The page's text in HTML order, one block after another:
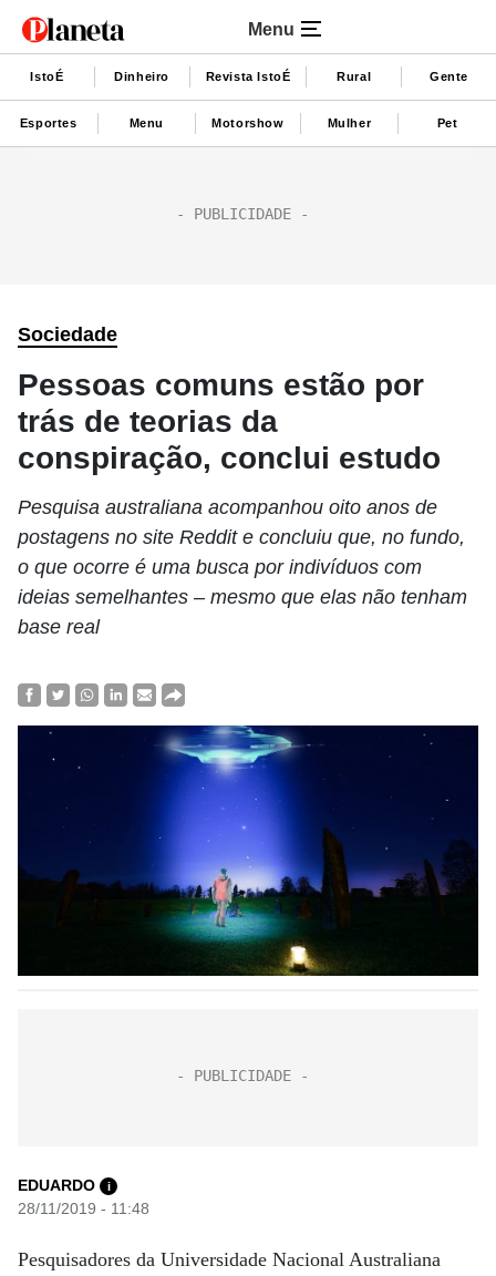
Menu
IstoÉ Dinheiro Revista IstoÉ Rural Gente
Esportes Menu Motorshow Mulher Pet
Sociedade
Pessoas comuns estão por
trás de teorias da
conspiração, conclui estudo
Pesquisa australiana acompanhou oito anos de
postagens no site Reddit e concluiu que, no fundo,
o que ocorre é uma busca por indivíduos com
ideias semelhantes – mesmo que elas não tenham
base real
EDUARDO i
28/11/2019 - 11:48
Pesquisadores da Universidade Nacional Australiana